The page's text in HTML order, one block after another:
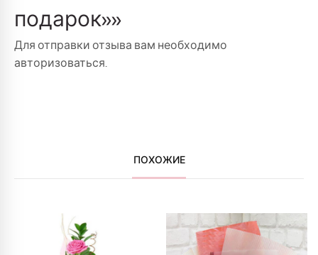
подарок»»
Для отправки отзыва вам необходимо
авторизоваться.
ПОХОЖИЕ